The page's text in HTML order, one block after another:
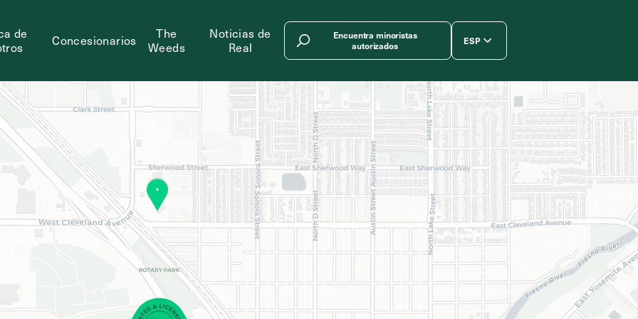
de
Concesionarios
The
Weeds
Noticias de
Real
Encuentra minoristas
autorizados
ESP